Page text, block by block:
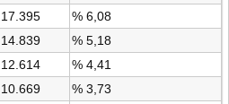
17.395
% 6,08
14.839
% 5,18
12.614
% 4,41
10.669
% 3,73